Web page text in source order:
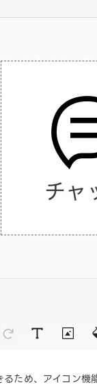
ため、アイコン